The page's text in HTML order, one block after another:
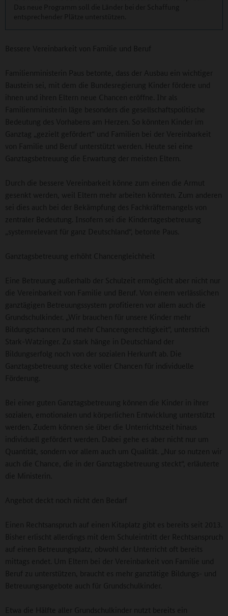
Bessere Vereinbarkeit von Familie und Beruf
Familienministerin Paus betonte, dass der Ausbau ein wichtiger
Baustein sei, mit dem die Bundesregierung Kinder fördere und
ihnen und ihren Eltern neue Chancen eröffne. Ihr als
Familienministerin läge besonders die gesellschaftspolitische
Bedeutung des Vorhabens am Herzen. So könnten Kinder im
Ganztag „gezielt gefördert“ und Familien bei der Vereinbarkeit
von Familie und Beruf unterstützt werden. Heute sei eine
Ganztagsbetreuung die Erwartung der meisten Eltern.
Durch die bessere Vereinbarkeit könne zum einen die Armut
gesenkt werden, weil Eltern mehr arbeiten könnten. Zum anderen
sei dies auch bei der Bekämpfung des Fachkräftemangels von
zentraler Bedeutung. Insofern sei die Kindertagesbetreuung
„systemrelevant für ganz Deutschland“, betonte Paus.
Ganztagsbetreuung erhöht Chancengleichheit
Eine Betreuung außerhalb der Schulzeit ermöglicht aber nicht nur
die Vereinbarkeit von Familie und Beruf. Von einem verlässlichen
ganztägigen Betreuungssystem profitieren vor allem auch die
Grundschulkinder. „Wir brauchen für unsere Kinder mehr
Bildungschancen und mehr Chancengerechtigkeit“, unterstrich
Stark-Watzinger. Zu stark hänge in Deutschland der
Bildungserfolg noch von der sozialen Herkunft ab. Die
Ganztagsbetreuung stecke voller Chancen für individuelle
Förderung.
Bei einer guten Ganztagsbetreuung können die Kinder in ihrer
sozialen, emotionalen und körperlichen Entwicklung unterstützt
werden. Zudem können sie über die Unterrichtszeit hinaus
individuell gefördert werden. Dabei gehe es aber nicht nur um
Quantität, sondern vor allem auch um Qualität. „Nur so nutzen wir
auch die Chance, die in der Ganztagsbetreuung steckt“, erläuterte
die Ministerin.
Angebot deckt noch nicht den Bedarf
Einen Rechtsanspruch auf einen Kitaplatz gibt es bereits seit 2013.
Bisher erlischt allerdings mit dem Schuleintritt der Rechtsanspruch
auf einen Betreuungsplatz, obwohl der Unterricht oft bereits
mittags endet. Um Eltern bei der Vereinbarkeit von Familie und
Beruf zu unterstützen, braucht es mehr ganztätige Bildungs- und
Betreuungsangebote auch für Grundschulkinder.
Etwa die Hälfte aller Grundschulkinder nutzt bereits ein